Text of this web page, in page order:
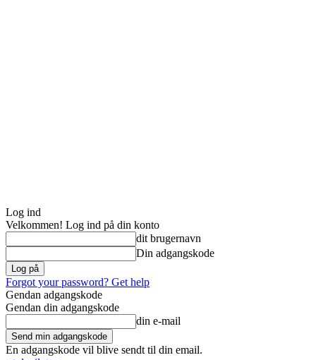
Log ind
Velkommen! Log ind på din konto
dit brugernavn
Din adgangskode
Forgot your password? Get help
Gendan adgangskode
Gendan din adgangskode
din e-mail
En adgangskode vil blive sendt til din email.